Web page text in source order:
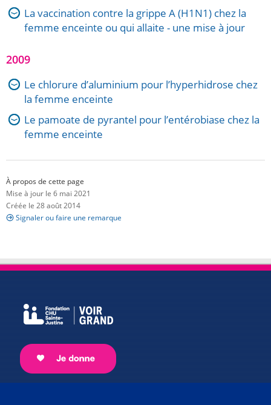
La vaccination contre la grippe A (H1N1) chez la
femme enceinte ou qui allaite - une mise à jour
2009
Le chlorure d’aluminium pour l’hyperhidrose chez
la femme enceinte
Le pamoate de pyrantel pour l’entérobiase chez la
femme enceinte
À propos de cette page
Mise à jour le 6 mai 2021
Créée le 28 août 2014
Signaler ou faire une remarque